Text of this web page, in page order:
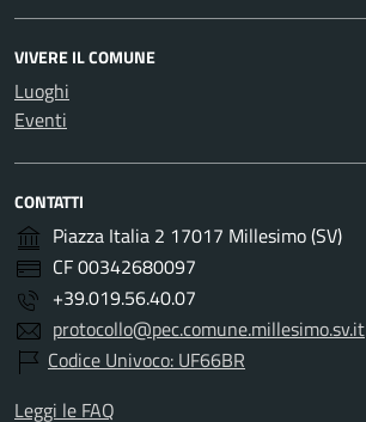
VIVERE IL COMUNE
Luoghi
Eventi
CONTATTI
Piazza Italia 2 17017 Millesimo (SV)
CF 00342680097
+39.019.56.40.07
protocollo@pec.comune.millesimo.sv.it
Codice Univoco: UF66BR
Leggi le FAQ